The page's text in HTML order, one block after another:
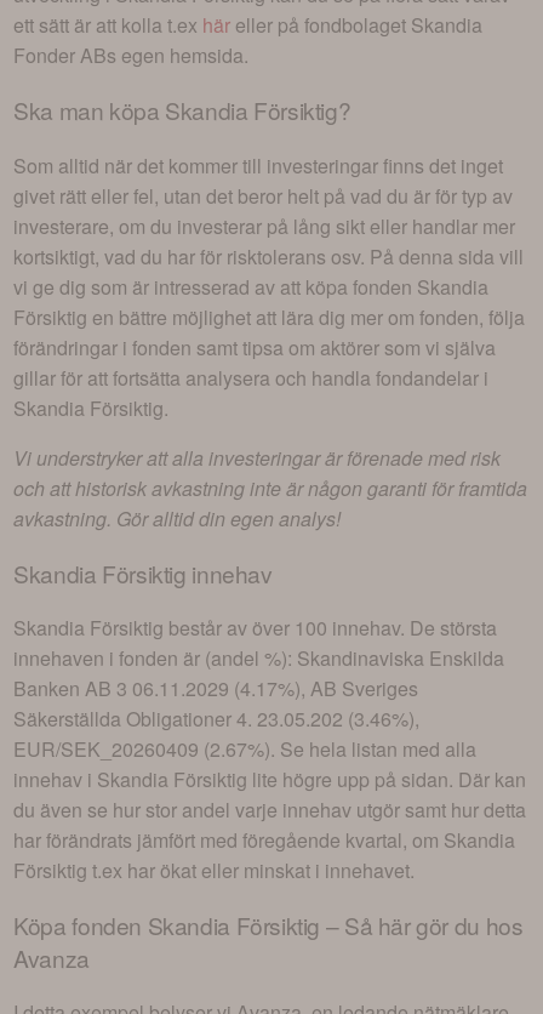
ett sätt är att kolla t.ex här eller på fondbolaget Skandia
Fonder ABs egen hemsida.
Ska man köpa Skandia Försiktig?
Som alltid när det kommer till investeringar finns det inget
givet rätt eller fel, utan det beror helt på vad du är för typ av
investerare, om du investerar på lång sikt eller handlar mer
kortsiktigt, vad du har för risktolerans osv. På denna sida vill
vi ge dig som är intresserad av att köpa fonden Skandia
Försiktig en bättre möjlighet att lära dig mer om fonden, följa
förändringar i fonden samt tipsa om aktörer som vi själva
gillar för att fortsätta analysera och handla fondandelar i
Skandia Försiktig.
Vi understryker att alla investeringar är förenade med risk
och att historisk avkastning inte är någon garanti för framtida
avkastning. Gör alltid din egen analys!
Skandia Försiktig innehav
Skandia Försiktig består av över 100 innehav. De största
innehaven i fonden är (andel %): Skandinaviska Enskilda
Banken AB 3 06.11.2029 (4.17%), AB Sveriges
Säkerställda Obligationer 4. 23.05.202 (3.46%),
EUR/SEK_20260409 (2.67%). Se hela listan med alla
innehav i Skandia Försiktig lite högre upp på sidan. Där kan
du även se hur stor andel varje innehav utgör samt hur detta
har förändrats jämfört med föregående kvartal, om Skandia
Försiktig t.ex har ökat eller minskat i innehavet.
Köpa fonden Skandia Försiktig – Så här gör du hos
Avanza